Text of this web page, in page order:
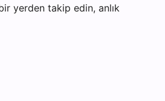
yerden takip edin, anlık